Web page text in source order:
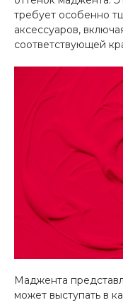
требует особенно
аксессуаров,
соответствующей
Маджента
может выступать в